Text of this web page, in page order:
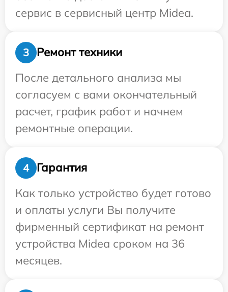
сервис в сервисный центр Midea.
3
Ремонт техники
После детального анализа мы
согласуем с вами окончательный
расчет, график работ и начнем
ремонтные операции.
4
Гарантия
Как только устройство будет готово
и оплаты услуги Вы получите
фирменный сертификат на ремонт
устройства Midea сроком на 36
месяцев.